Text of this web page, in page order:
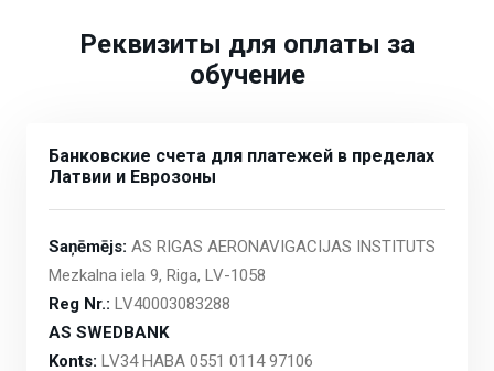
Реквизиты для оплаты за
обучение
Банковские счета для платежей в пределах
Латвии и Еврозоны
Saņēmējs: AS RIGAS AERONAVIGACIJAS INSTITUTS
Mezkalna iela 9, Riga, LV-1058
Reg Nr.: LV40003083288
AS SWEDBANK
Konts: LV34 HABA 0551 0114 97106